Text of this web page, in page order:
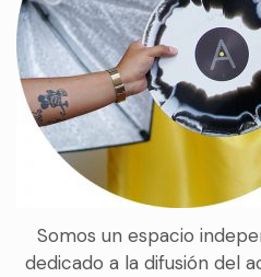
Somos un espacio
dedicado a la difusión del